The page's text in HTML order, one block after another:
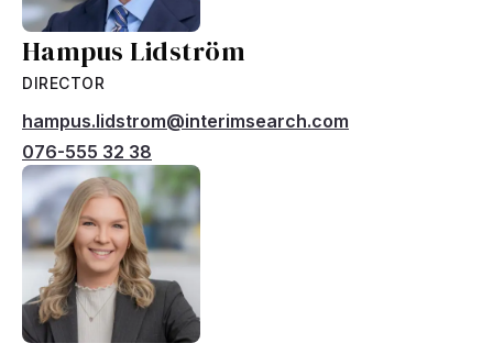
Hampus Lidström
DIRECTOR
hampus.lidstrom@interimsearch.com
076-555 32 38